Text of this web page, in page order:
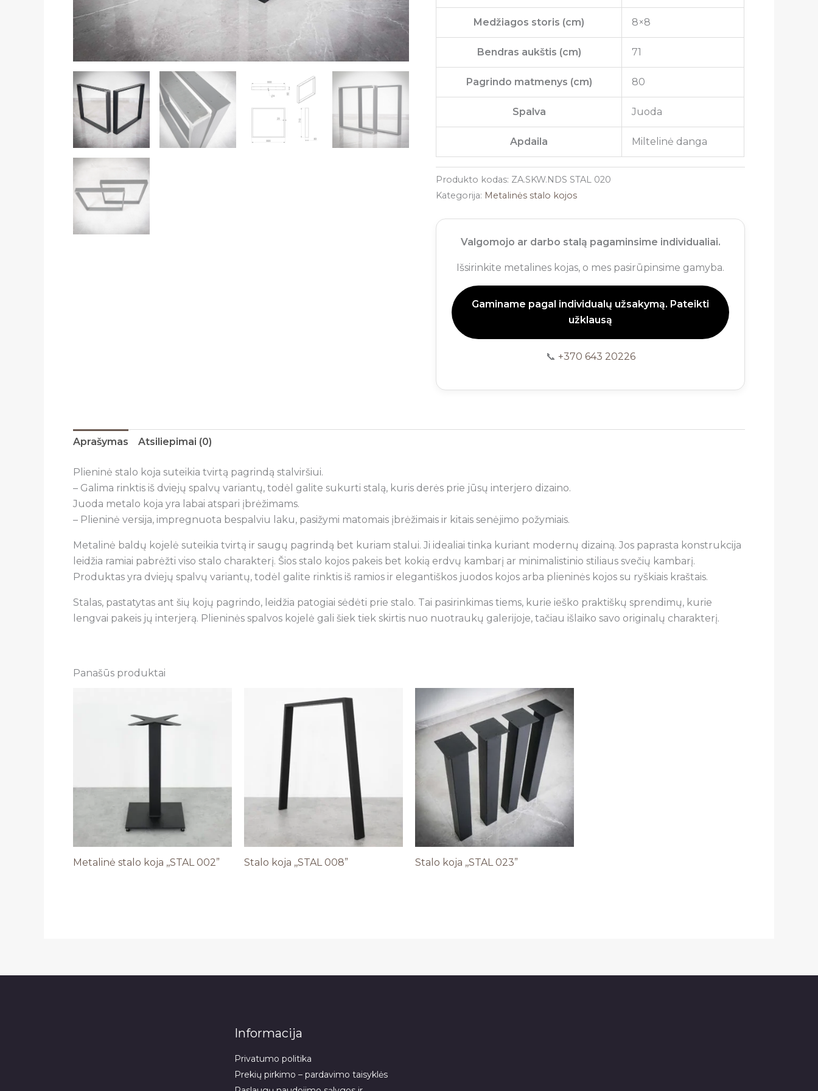
Medžiagos storis (cm) 8×8
Bendras aukštis (cm) 71
Pagrindo matmenys (cm) 80
Spalva Juoda
Apdaila Miltelinė danga
Produkto kodas: ZA.SKW.NDS STAL 020
Kategorija: Metalinės stalo kojos
Valgomojo ar darbo stalą pagaminsime individualiai.
Išsirinkite metalines kojas, o mes pasirūpinsime gamyba.
Gaminame pagal individualų užsakymą. Pateikti
užklausą
📞 +370 643 20226
Aprašymas Atsiliepimai (0)
Plieninė stalo koja suteikia tvirtą pagrindą stalviršiui.
– Galima rinktis iš dviejų spalvų variantų, todėl galite sukurti stalą, kuris derės prie jūsų interjero dizaino.
Juoda metalo koja yra labai atspari įbrėžimams.
– Plieninė versija, impregnuota bespalviu laku, pasižymi matomais įbrėžimais ir kitais senėjimo požymiais.
Metalinė baldų kojelė suteikia tvirtą ir saugų pagrindą bet kuriam stalui. Ji idealiai tinka kuriant modernų dizainą. Jos paprasta konstrukcija
leidžia ramiai pabrėžti viso stalo charakterį. Šios stalo kojos pakeis bet kokią erdvų kambarį ar minimalistinio stiliaus svečių kambarį.
Produktas yra dviejų spalvų variantų, todėl galite rinktis iš ramios ir elegantiškos juodos kojos arba plieninės kojos su ryškiais kraštais.
Stalas, pastatytas ant šių kojų pagrindo, leidžia patogiai sėdėti prie stalo. Tai pasirinkimas tiems, kurie ieško praktiškų sprendimų, kurie
lengvai pakeis jų interjerą. Plieninės spalvos kojelė gali šiek tiek skirtis nuo nuotraukų galerijoje, tačiau išlaiko savo originalų charakterį.
Panašūs produktai
Metalinė stalo koja ,,STAL 002” Stalo koja ,,STAL 008” Stalo koja ,,STAL 023”
Informacija
Privatumo politika
Prekių pirkimo – pardavimo taisyklės